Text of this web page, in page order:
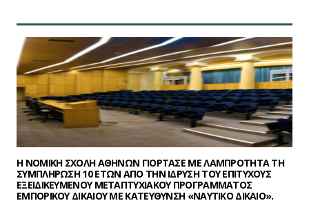
Η ΝΟΜΙΚΗ ΣΧΟΛΗ ΑΘΗΝΩΝ ΓΙΟΡΤΑΣΕ ΜΕ ΛΑΜΠΡΟΤΗΤΑ ΤΗ
ΣΥΜΠΛΗΡΩΣΗ 10 ΕΤΩΝ ΑΠΟ ΤΗΝ ΙΔΡΥΣΗ ΤΟΥ ΕΠΙΤΥΧΟΥΣ
ΕΞΕΙΔΙΚΕΥΜΕΝΟΥ ΜΕΤΑΠΤΥΧΙΑΚΟΥ ΠΡΟΓΡΑΜΜΑΤΟΣ
ΕΜΠΟΡΙΚΟΥ ΔΙΚΑΙΟΥ ΜΕ ΚΑΤΕΥΘΥΝΣΗ «ΝΑΥΤΙΚΟ ΔΙΚΑΙΟ».